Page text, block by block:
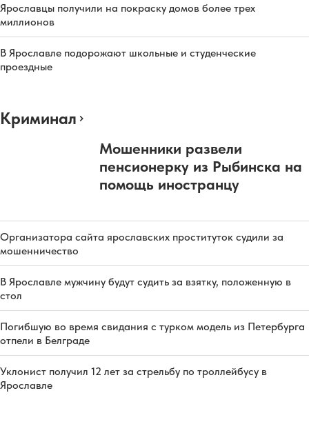
Ярославцы получили на покраску домов более трех
миллионов
В Ярославле подорожают школьные и студенческие
проездные
Криминал
Мошенники развели
пенсионерку из Рыбинска на
помощь иностранцу
Организатора сайта ярославских проституток судили за
мошенничество
В Ярославле мужчину будут судить за взятку, положенную в
стол
Погибшую во время свидания с турком модель из Петербурга
отпели в Белграде
Уклонист получил 12 лет за стрельбу по троллейбусу в
Ярославле